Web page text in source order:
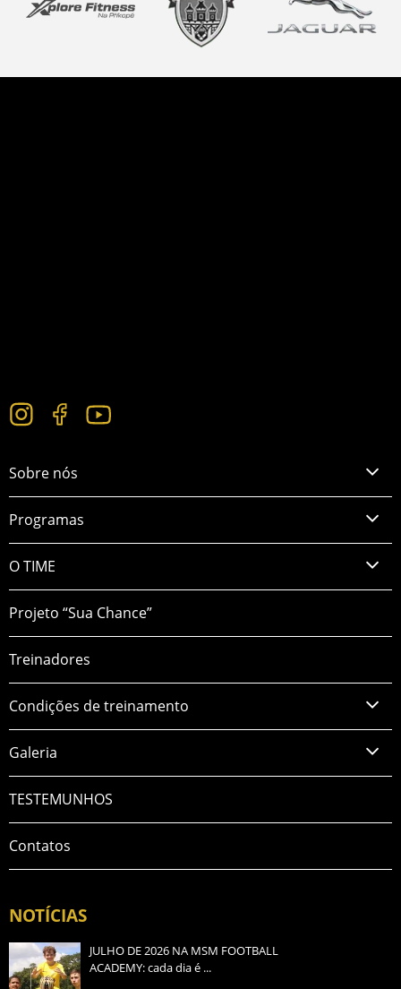
NOTÍCIAS
JULHO DE 2026 NA MSM FOOTBALL
ACADEMY: cada dia é ...
Sobre nós
Programas
O TIME
Projeto “Sua Chance”
Treinadores
Condições de treinamento
Galeria
TESTEMUNHOS
Contatos